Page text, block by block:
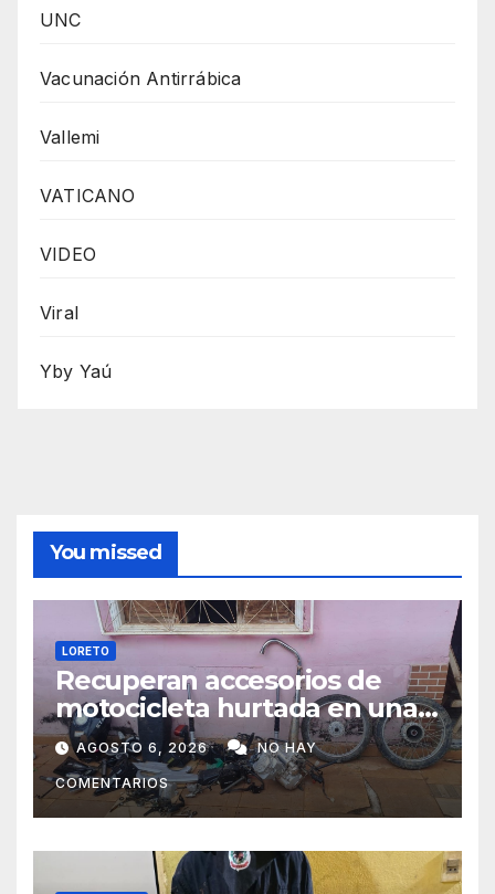
UNC
Vacunación Antirrábica
Vallemi
VATICANO
VIDEO
Viral
Yby Yaú
You missed
LORETO
Recuperan accesorios de
motocicleta hurtada en una
zona boscosa de Loreto
AGOSTO 6, 2026 NO HAY
COMENTARIOS